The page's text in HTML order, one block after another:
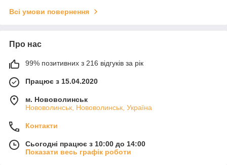
Всі умови повернення
Про нас
99% позитивних з 216 відгуків за рік
Працює з 15.04.2020
м. Нововолинськ
Нововолинськ, Нововолинськ, Україна
Контакти
Сьогодні працює з 10:00 до 14:00
Показати весь графік роботи